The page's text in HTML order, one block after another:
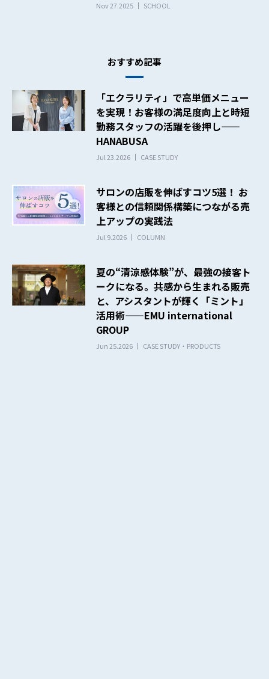
Nov 27.2025 SCHOOL
おすすめ記事
「エクラリティ」で高単価メニュー
を実現！お客様の満足度向上と時短
勤務スタッフの活躍を後押し——
HANABUSA
Jul 23.2026 CASE STUDY
サロンの店販を伸ばすコツ5選！ お
客様との信頼関係構築につながる売
上アップの実践法
Jul 9.2026 COLUMN
夏の“清涼感体験”が、最強の接客ト
ークになる。共感から生まれる販売
と、アシスタントが輝く「ミント」
活用術——EMU international
GROUP
Jun 25.2026 CASE STUDY・PRODUCTS